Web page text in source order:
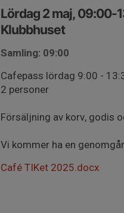
Lördag 2 maj, 09:00-
Klubbhuset
Samling: 09:00
Cafepass lördag 9:00 -
2 personer
Försäljning av korv, godis
Vi kommer ha en
Café TIKet 2025.docx